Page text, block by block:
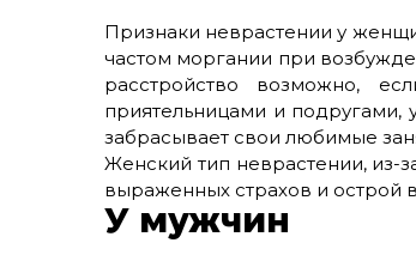
Признаки неврастении у
частом моргании при
расстройство возможно,
приятельницами и подругами,
забрасывает свои любимые
Женский тип неврастении, из-
выраженных страхов и
У мужчин